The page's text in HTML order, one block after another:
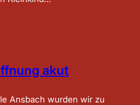
akut
Ansbach wurden wir zu